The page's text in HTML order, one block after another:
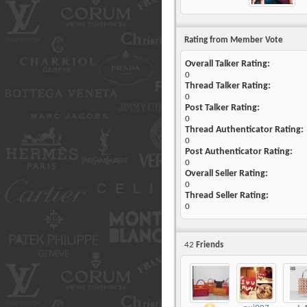
Rating from Member Vote
Overall Talker Rating:
0
Thread Talker Rating:
0
Post Talker Rating:
0
Thread Authenticator Rating:
0
Post Authenticator Rating:
0
Overall Seller Rating:
0
Thread Seller Rating:
0
42 Friends